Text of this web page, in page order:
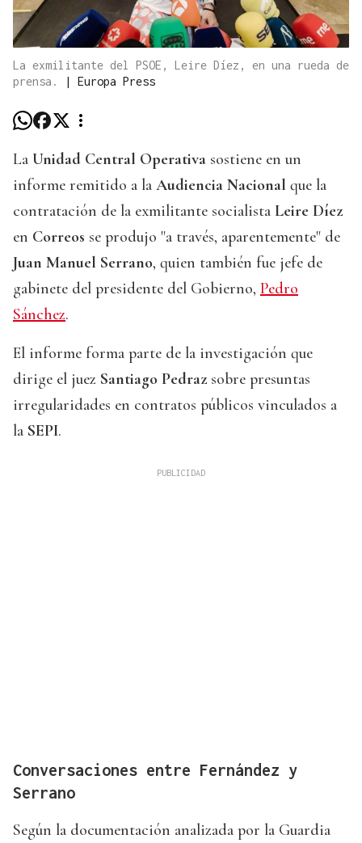
La exmilitante del PSOE, Leire Díez, en una rueda de
prensa.
| Europa Press
La Unidad Central Operativa sostiene en un
informe remitido a la Audiencia Nacional que la
contratación de la exmilitante socialista Leire Díez
en Correos se produjo "a través, aparentemente" de
Juan Manuel Serrano, quien también fue jefe de
gabinete del presidente del Gobierno, Pedro
Sánchez.
El informe forma parte de la investigación que
dirige el juez Santiago Pedraz sobre presuntas
irregularidades en contratos públicos vinculados a
la SEPI.
Conversaciones entre Fernández y
Serrano
Según la documentación analizada por la Guardia